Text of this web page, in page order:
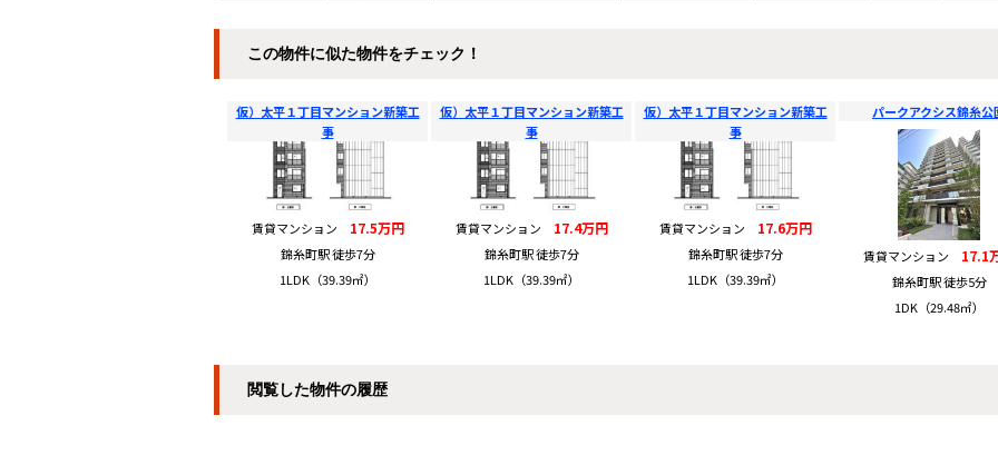
この物件に似た物件をチェック！
仮）太平１丁目マンション新築工
事
賃貸マンション 17.5万円
錦糸町駅 徒歩7分
1LDK（39.39㎡）
仮）太平１丁目マンション新築工
事
賃貸マンション 17.4万円
錦糸町駅 徒歩7分
1LDK（39.39㎡）
仮）太平１丁目マンション新築工
事
賃貸マンション 17.6万円
錦糸町駅 徒歩7分
1LDK（39.39㎡）
パークアクシス錦糸公
賃貸マンション 17.1
錦糸町駅 徒歩5分
1DK（29.48㎡）
閲覧した物件の履歴